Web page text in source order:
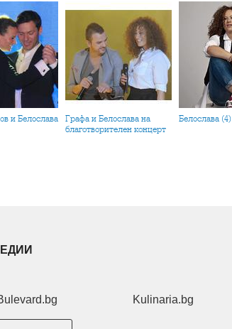
и Белослава
Графа и Белослава на
благотворителен концерт
Белослава (4)
Bulevard.bg Kulinaria.bg